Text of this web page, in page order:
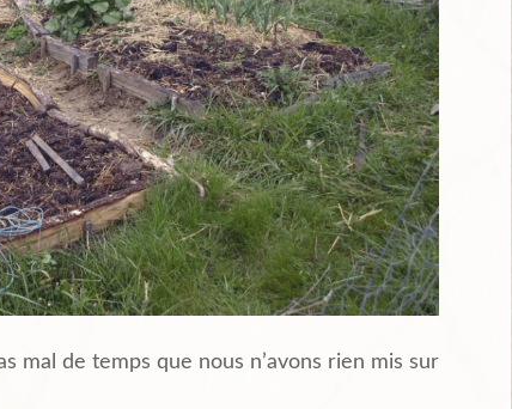
mal de temps que nous n’avons rien mis sur